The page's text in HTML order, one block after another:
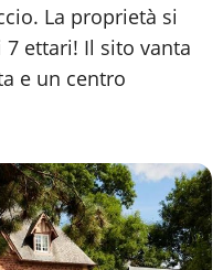
La proprietà si
ettari! Il sito vanta
e un centro